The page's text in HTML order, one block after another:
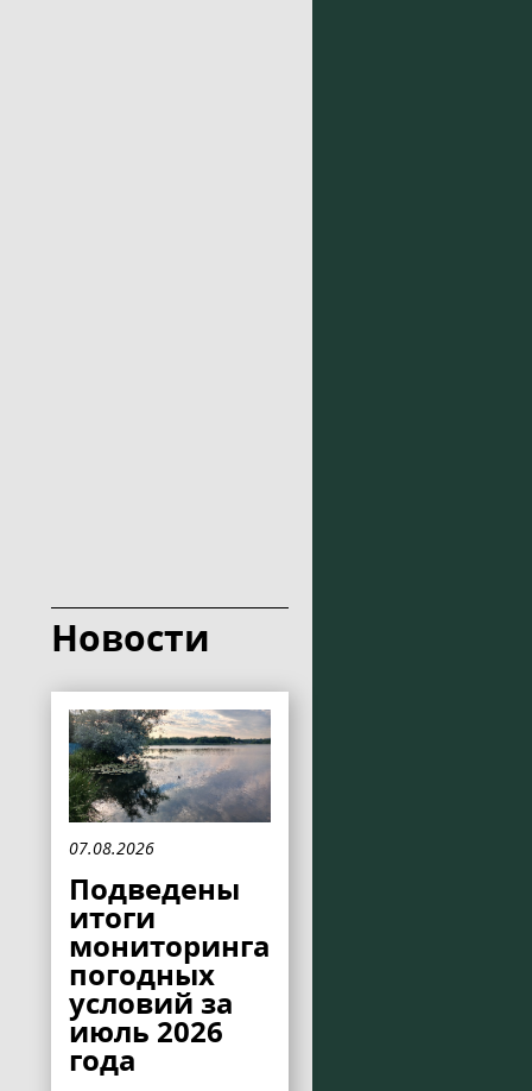
Новости
07.08.2026
Подведены
итоги
мониторинга
погодных
условий за
июль 2026
года